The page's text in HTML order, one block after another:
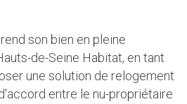
son bien en pleine
de-Seine Habitat, en tant
une solution de relogement
entre le nu-propriétaire